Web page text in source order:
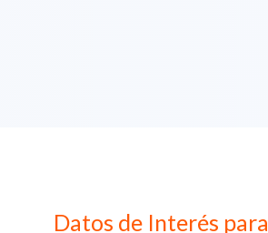
Datos de Interés para